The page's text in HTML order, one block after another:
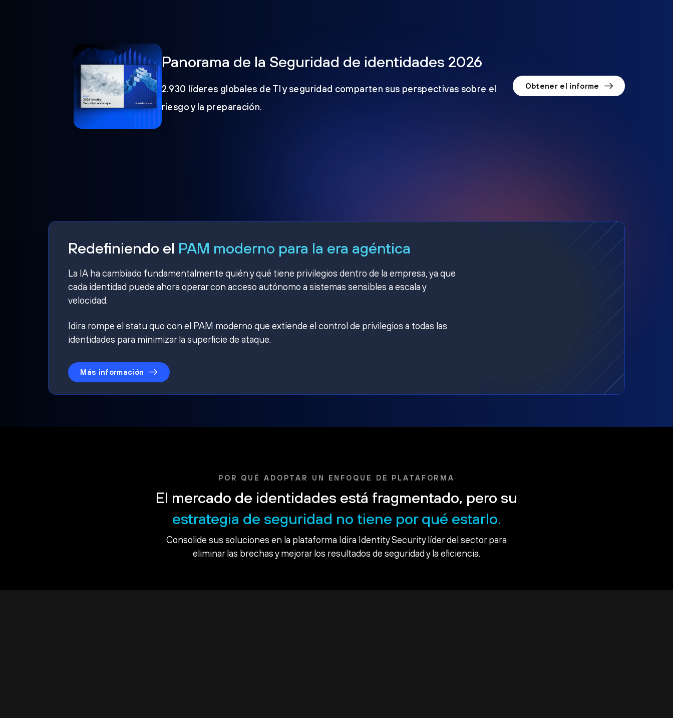
Panorama de la Seguridad de identidades 2026
2.930 líderes globales de TI y seguridad comparten sus perspectivas sobre el
riesgo y la preparación.
Obtener el informe
Redefiniendo el PAM moderno para la era agéntica
La IA ha cambiado fundamentalmente quién y qué tiene privilegios dentro de la empresa, ya que
cada identidad puede ahora operar con acceso autónomo a sistemas sensibles a escala y
velocidad.
Idira rompe el statu quo con el PAM moderno que extiende el control de privilegios a todas las
identidades para minimizar la superficie de ataque.
Más información
POR QUÉ ADOPTAR UN ENFOQUE DE PLATAFORMA
El mercado de identidades está fragmentado, pero su
estrategia de seguridad no tiene por qué estarlo.
Consolide sus soluciones en la plataforma Idira Identity Security líder del sector para
eliminar las brechas y mejorar los resultados de seguridad y la eficiencia.